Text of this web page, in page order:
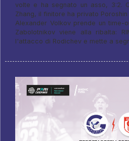
volte e ha segnato un asso, 3:2.
Zhang, il finitore ha privato
Alexander Volkov prende un time-
Zabolotnikov viene alla ribalta:
l'attacco di Rodichev e mette a